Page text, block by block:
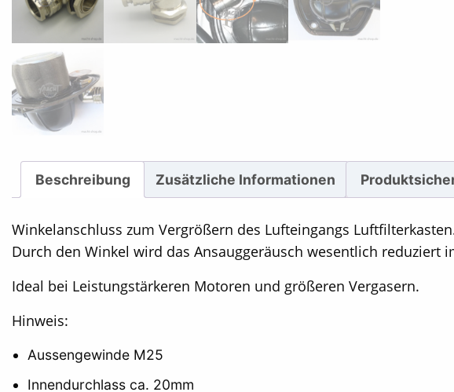
Beschreibung Zusätzliche Informationen
Winkelanschluss zum Vergrößern des Lufteingangs
Durch den Winkel wird das Ansauggeräusch wesentlich reduziert
Ideal bei Leistungstärkeren Motoren und größeren Vergasern.
Hinweis:
Aussengewinde M25
Innendurchlass ca. 20mm